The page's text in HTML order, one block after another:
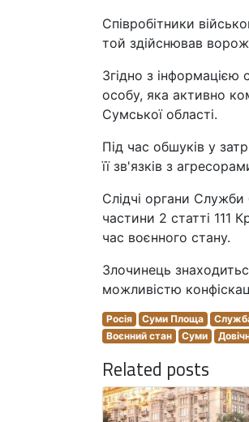
Співробітники
той здійснював
Згідно з інформацією
особу, яка активно
Сумської області.
Під час обшуків у
її зв'язків з
Слідчі органи Служби
частини 2 статті 111
час воєнного стану.
Злочинець
можливістю
Росія Суми Площа
Воєнний стан
Суми
Related posts